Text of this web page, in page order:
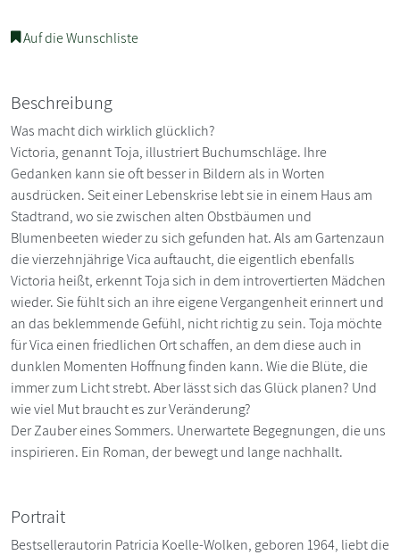
Auf die Wunschliste
Beschreibung
Was macht dich wirklich glücklich?
Victoria, genannt Toja, illustriert Buchumschläge. Ihre
Gedanken kann sie oft besser in Bildern als in Worten
ausdrücken. Seit einer Lebenskrise lebt sie in einem Haus am
Stadtrand, wo sie zwischen alten Obstbäumen und
Blumenbeeten wieder zu sich gefunden hat. Als am Gartenzaun
die vierzehnjährige Vica auftaucht, die eigentlich ebenfalls
Victoria heißt, erkennt Toja sich in dem introvertierten Mädchen
wieder. Sie fühlt sich an ihre eigene Vergangenheit erinnert und
an das beklemmende Gefühl, nicht richtig zu sein. Toja möchte
für Vica einen friedlichen Ort schaffen, an dem diese auch in
dunklen Momenten Hoffnung finden kann. Wie die Blüte, die
immer zum Licht strebt. Aber lässt sich das Glück planen? Und
wie viel Mut braucht es zur Veränderung?
Der Zauber eines Sommers. Unerwartete Begegnungen, die uns
inspirieren. Ein Roman, der bewegt und lange nachhallt.
Portrait
Bestsellerautorin Patricia Koelle-Wolken, geboren 1964, liebt die